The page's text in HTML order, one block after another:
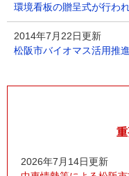
環境看板の贈呈式が行わ
2014年7月22日更新
松阪市バイオマス活用推
2026年7月14日更新